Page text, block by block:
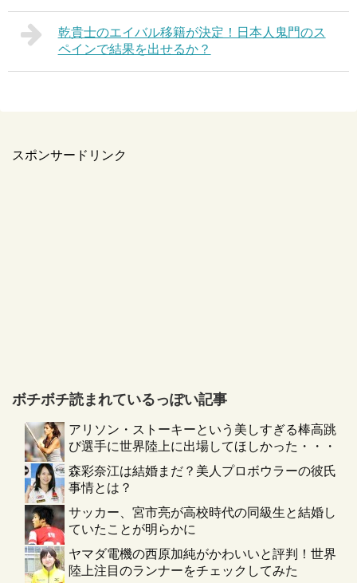
乾貴士のエイバル移籍が決定！日本人鬼門のス
ペインで結果を出せるか？
スポンサードリンク
ボチボチ読まれているっぽい記事
アリソン・ストーキーという美しすぎる棒高跳
び選手に世界陸上に出場してほしかった・・・
森彩奈江は結婚まだ？美人プロボウラーの彼氏
事情とは？
サッカー、宮市亮が高校時代の同級生と結婚し
ていたことが明らかに
ヤマダ電機の西原加純がかわいいと評判！世界
陸上注目のランナーをチェックしてみた